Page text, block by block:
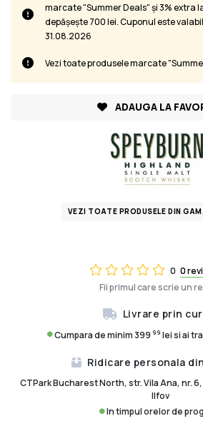
0 0
Fii primul care scrie un
Livrare prin
Cumpara de minim 399 99 lei si ai
Ridicare personala
CTPark Bucharest North, str. Vila Ana, nr.
Ilfov
In timpul orelor de
marcate "Summer Deals" și 3% extra
depășește 700 lei. Cuponul este
31.08.2026
Vezi toate produsele marcate
ADAUGA LA
VEZI TOATE PRODUSELE DIN